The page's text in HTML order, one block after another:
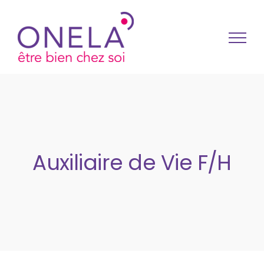
Auxiliaire de Vie F/H